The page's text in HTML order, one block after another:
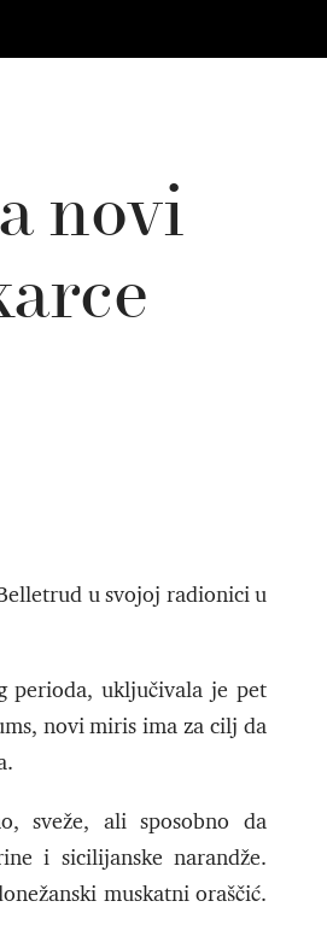
novi
u svojoj radionici u
perioda, uključivala je pet
novi miris ima za cilj da
sveže, ali sposobno da
i sicilijanske narandže.
muskatni oraščić.